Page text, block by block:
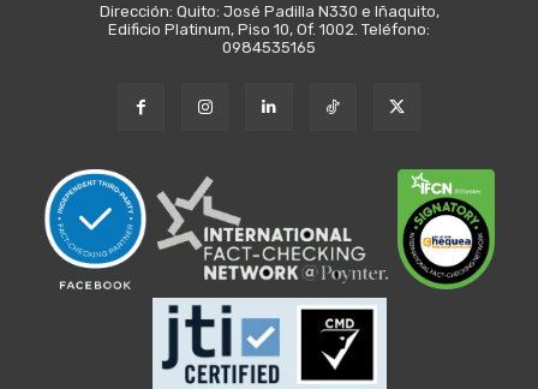
Dirección: Quito: José Padilla N330 e Iñaquito,
Edificio Platinum, Piso 10, Of. 1002. Teléfono:
0984535165